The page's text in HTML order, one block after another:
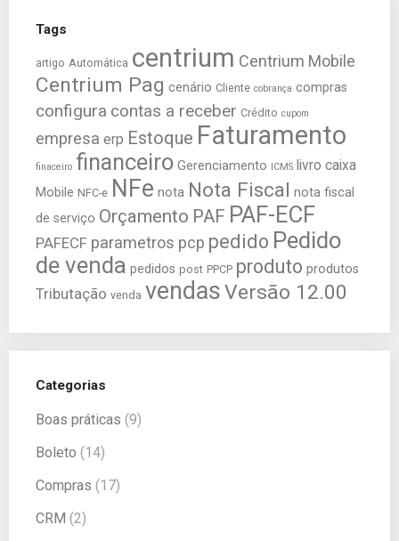
Tags
artigo Automática centrium Centrium Mobile
Centrium Pag cenário Cliente cobrança compras
configura contas a receber Crédito cupom
empresa erp Estoque Faturamento
finaceiro financeiro Gerenciamento ICMS livro caixa
Mobile NFC-e NFe nota Nota Fiscal nota fiscal
de serviço Orçamento PAF PAF-ECF
PAFECF parametros pcp pedido Pedido
de venda pedidos post PPCP produto produtos
Tributação venda vendasVersão 12.00
Categorias
Boas práticas (9)
Boleto (14)
Compras (17)
CRM (2)